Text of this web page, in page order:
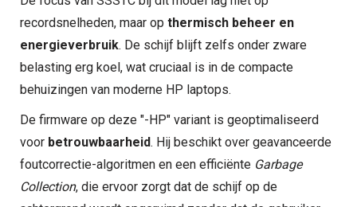
recordsnelheden, maar op thermisch beheer en
energieverbruik. De schijf blijft zelfs onder zware
belasting erg koel, wat cruciaal is in de compacte
behuizingen van moderne HP laptops.
De firmware op deze "-HP" variant is geoptimaliseerd
voor betrouwbaarheid. Hij beschikt over geavanceerde
foutcorrectie-algoritmen en een efficiënte Garbage
Collection, die ervoor zorgt dat de schijf op de